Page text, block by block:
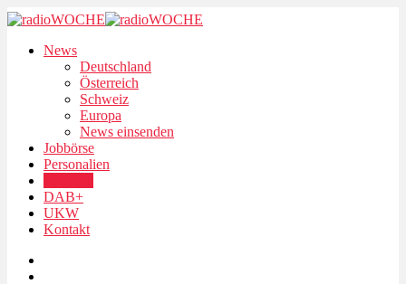
News
Deutschland
Österreich
Schweiz
Europa
News einsenden
Jobbörse
Personalien
DAB+
UKW
Kontakt